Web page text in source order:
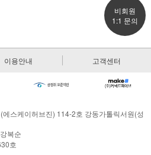
비회원
1:1 문의
이용안내 고객센터
스케이허브진) 114-2호 강동가톨릭서원(성
복순
호